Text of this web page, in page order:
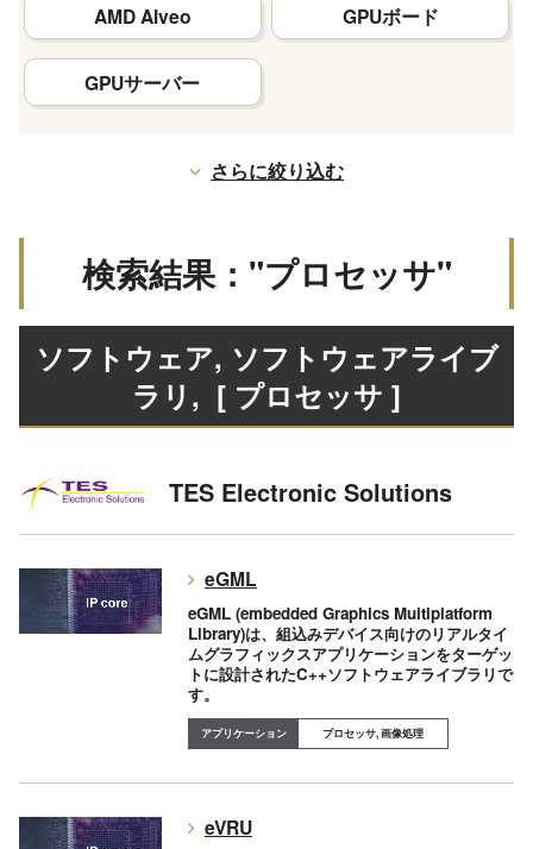
AMD Alveo GPUボード
GPUサーバー
さらに絞り込む
検索結果："プロセッサ"
ソフトウェア, ソフトウェアライブ
ラリ , [ プロセッサ ]
TES Electronic Solutions
eGML
eGML (embedded Graphics Multiplatform
Library)は、組込みデバイス向けのリアルタイ
ムグラフィックスアプリケーションをターゲッ
トに設計されたC++ソフトウェアライブラリで
す。
プロセッサ, 画像処理
eVRU